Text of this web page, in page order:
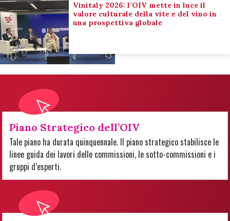
Vinitaly 2026: l’OIV mette in luce il
valore culturale della vite e del vino in
una prospettiva globale
Piano Strategico dell’OIV
Tale piano ha durata quinquennale. Il piano strategico stabilisce le
linee guida dei lavori delle commissioni, le sotto-commissioni e i
gruppi d’esperti.